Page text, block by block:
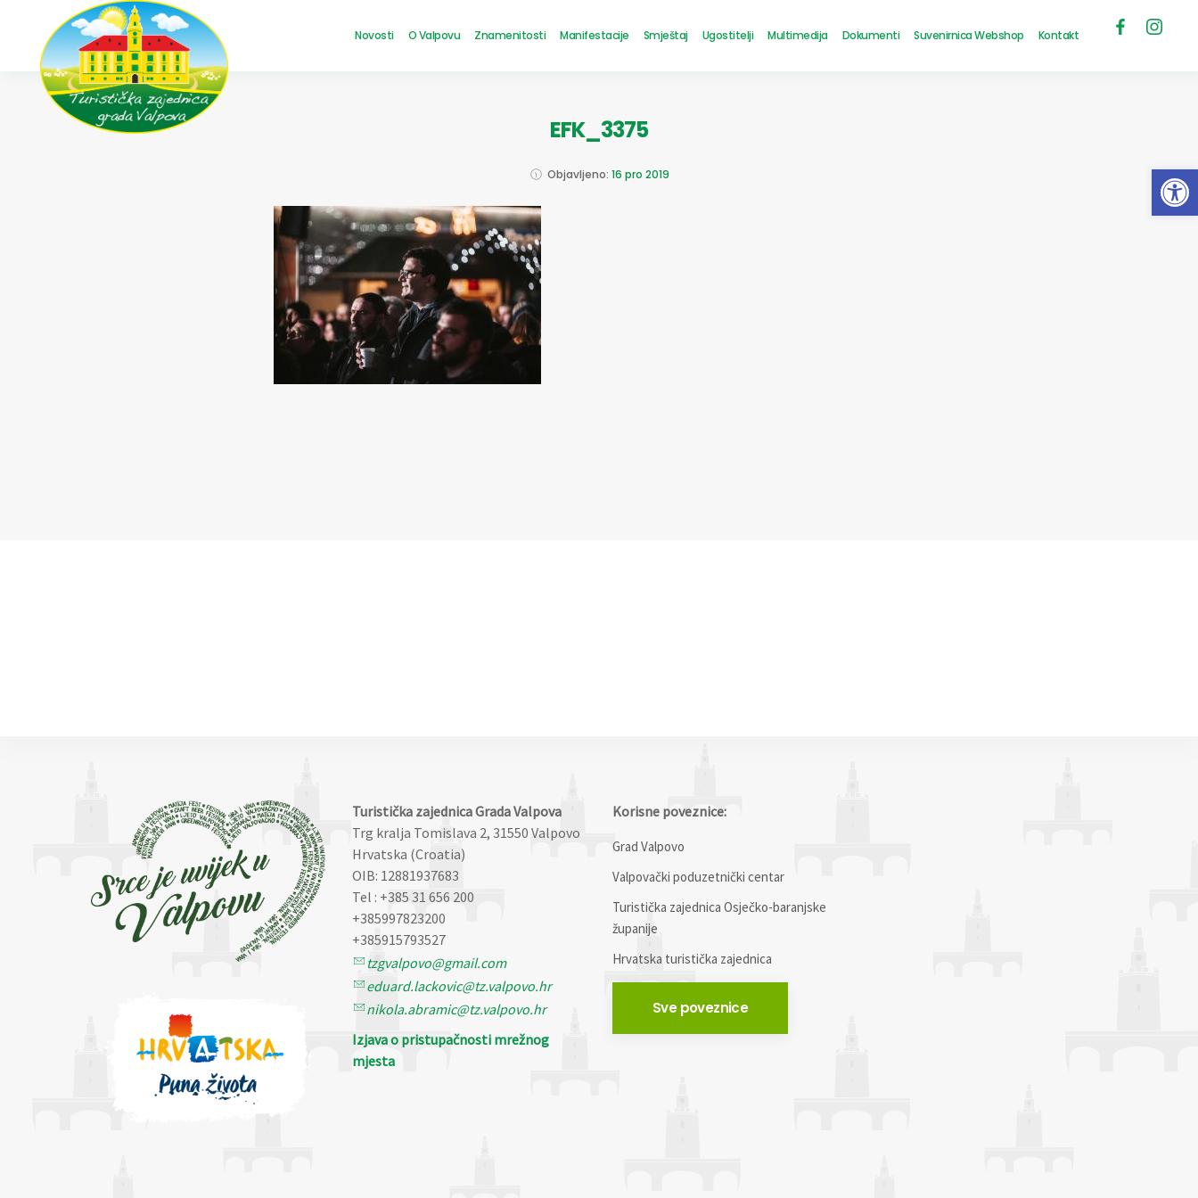
Novosti O Valpovu Znamenitosti Manifestacije Smještaj Ugostitelji Multimedija Dokumenti Suvenirnica Webshop Kontakt
EFK_3375
Objavljeno: 16 pro 2019
Turistička zajednica Grada Valpova
Trg kralja Tomislava 2, 31550 Valpovo
Hrvatska (Croatia)
OIB: 12881937683
Tel : +385 31 656 200
+385997823200
+385915793527
tzgvalpovo@gmail.com
eduard.lackovic@tz.valpovo.hr
nikola.abramic@tz.valpovo.hr
Izjava o pristupačnosti mrežnog
mjesta
Korisne poveznice:
Grad Valpovo
Valpovački poduzetnički centar
Turistička zajednica Osječko-baranjske
županije
Hrvatska turistička zajednica
Sve poveznice